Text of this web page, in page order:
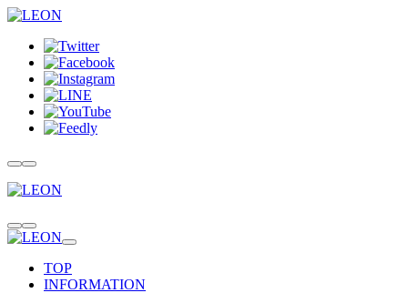
TOP
INFORMATION